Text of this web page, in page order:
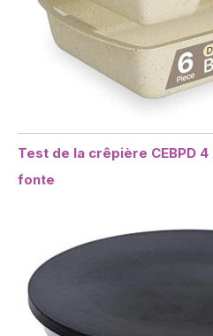
Test de la crêpière CEBPD
fonte